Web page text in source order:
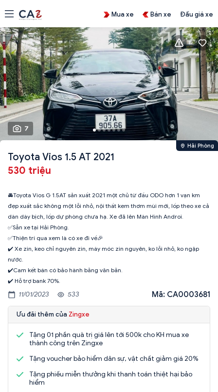
Mua xe Bán xe Đấu giá xe
7
Hải Phòng
Toyota Vios 1.5 AT 2021
530 triệu
🚘Toyota Vios G 1.5AT sản xuất 2021 một chủ từ đầu ODO hơn 1 vạn km
đẹp xuất sắc không một lỗi nhỏ, nội thất kem thơm mùi mới, lốp theo xe cả
dàn dày bịch, lốp dự phòng chưa hạ. Xe đã lên Màn Hình Androi.
✅Sẵn xe tại Hải Phòng.
✅Thiện trí qua xem là có xe đi về🎉
✔️ Xe zin, keo chỉ nguyên zin, máy móc zin nguyên, ko lỗi nhỏ, ko ngập
nước.
✔️Cam kết bán có bảo hành bằng văn bản.
✔️ Hỗ trợ bank 70%.
11/01/2023 533 Mã: CA0003681
Ưu đãi thêm của Zingxe
Tặng 01 phần quà trị giá lên tới 500k cho KH mua xe
thành công trên Zingxe
Tặng voucher bảo hiểm dân sự, vật chất giảm giá 20%
Tặng phiếu miễn thưởng khi thanh toán thiệt hại bảo
hiểm